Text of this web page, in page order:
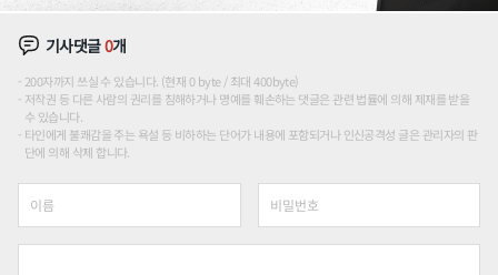
기사댓글0개
200자까지 쓰실 수 있습니다. (현재 0 byte / 최대 400byte)
저작권 등 다른 사람의 권리를 침해하거나 명예를 훼손하는 댓글은 관련 법률에 의해 제재를 받을
수 있습니다.
타인에게 불쾌감을 주는 욕설 등 비하하는 단어가 내용에 포함되거나 인신공격성 글은 관리자의 판
단에 의해 삭제 합니다.